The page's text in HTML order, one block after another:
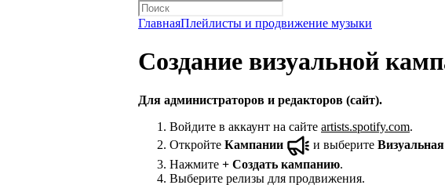
ГлавнаяПлейлисты и продвижение музыки
Создание визуальной
Для администраторов и редакторов (сайт).
Войдите в аккаунт на сайте artists.spotify.com.
Откройте Кампании и выберите
Нажмите + Создать кампанию.
Выберите релизы для продвижения.